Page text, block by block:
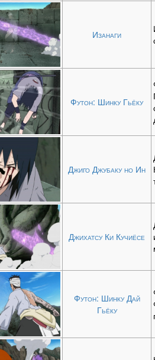
Изанаги
Футон: Шинку Гьёку
Джиго Джубаку но Ин
Джихатсу Ки Кучиёсе
Футон: Шинку Дай
Гьёку